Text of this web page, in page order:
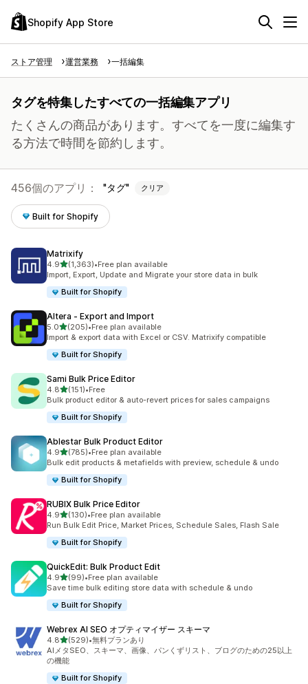
Shopify App Store
ストア管理 運営業務 一括編集
タグを特集したすべての一括編集アプリ
たくさんの商品があります。すべてを一度に編集す
る方法で時間を節約します。
456個のアプリ： タグ クリア
Built for Shopify
Matrixify
4.95つ星中
(1,363)
合計レビュー数：1363件
•Free plan available
Import, Export, Update and Migrate your store data in bulk
Built for Shopify
Altera ‑ Export and Import
5.05つ星中
(205)
合計レビュー数：205件
•Free plan available
Import & export data with Excel or CSV. Matrixify compatible
Built for Shopify
Sami Bulk Price Editor
4.85つ星中
(151)
合計レビュー数：151件
•Free
Bulk product editor & auto-revert prices for sales campaigns
Built for Shopify
Ablestar Bulk Product Editor
4.95つ星中
(785)
合計レビュー数：785件
•Free plan available
Bulk edit products & metafields with preview, schedule & undo
Built for Shopify
RUBIX Bulk Price Editor
4.95つ星中
(130)
合計レビュー数：130件
•Free plan available
Run Bulk Edit Price, Market Prices, Schedule Sales, Flash Sale
Built for Shopify
QuickEdit: Bulk Product Edit
4.95つ星中
(99)
合計レビュー数：99件
•Free plan available
Save time bulk editing store data with schedule & undo
Built for Shopify
Webrex AI SEO オプティマイザー スキーマ
4.85つ星中
(529)
合計レビュー数：529件
•無料プランあり
AIメタSEO、スキーマ、画像、パンくずリスト、ブログのための25以上
の機能
Built for Shopify